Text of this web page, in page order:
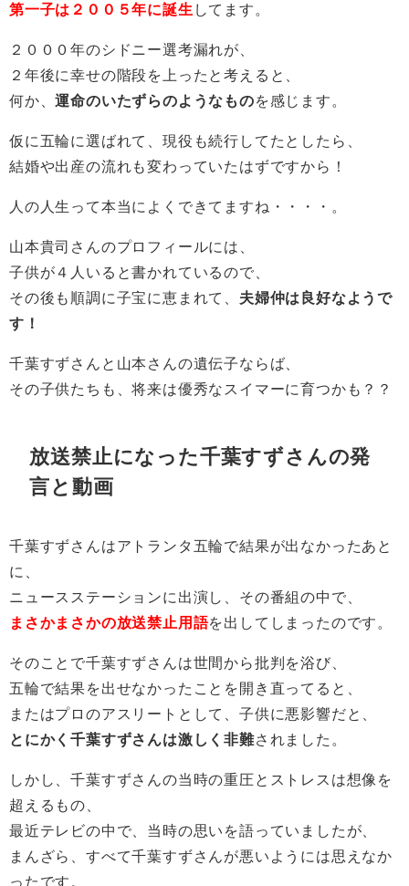
第一子は２００５年に誕生 してます。
２０００年のシドニー選考漏れが、
２年後に幸せの階段を上ったと考えると、
何か、運命のいたずらのようなものを感じます。
仮に五輪に選ばれて、現役も続行してたとしたら、
結婚や出産の流れも変わっていたはずですから！
人の人生って本当によくできてますね・・・・。
山本貴司さんのプロフィールには、
子供が４人いると書かれているので、
その後も順調に子宝に恵まれて、 夫婦仲は良好なようで
す！
千葉すずさんと山本さんの遺伝子ならば、
その子供たちも、将来は優秀なスイマーに育つかも？？
放送禁止になった千葉すずさんの発
言と動画
千葉すずさんはアトランタ五輪で結果が出なかったあと
に、
ニュースステーションに出演し、その番組の中で、
まさかまさかの放送禁止用語を出してしまったのです。
そのことで千葉すずさんは世間から批判を浴び、
五輪で結果を出せなかったことを開き直ってると、
またはプロのアスリートとして、子供に悪影響だと、
とにかく千葉すずさんは激しく非難されました。
しかし、千葉すずさんの当時の重圧とストレスは想像を
超えるもの、
最近テレビの中で、当時の思いを語っていましたが、
まんざら、すべて千葉すずさんが悪いようには思えなか
ったです。